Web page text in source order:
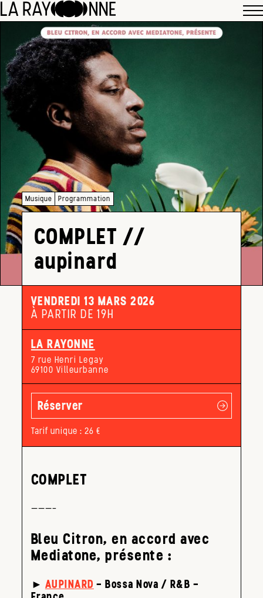
Musique Programmation
COMPLET //
aupinard
VENDREDI 13 MARS 2026
À PARTIR DE 19H
LA RAYONNE
7 rue Henri Legay
69100 Villeurbanne
Réserver
Tarif unique : 26 €
COMPLET
———–
Bleu Citron, en accord avec
Mediatone, présente :
► AUPINARD – Bossa Nova / R&B –